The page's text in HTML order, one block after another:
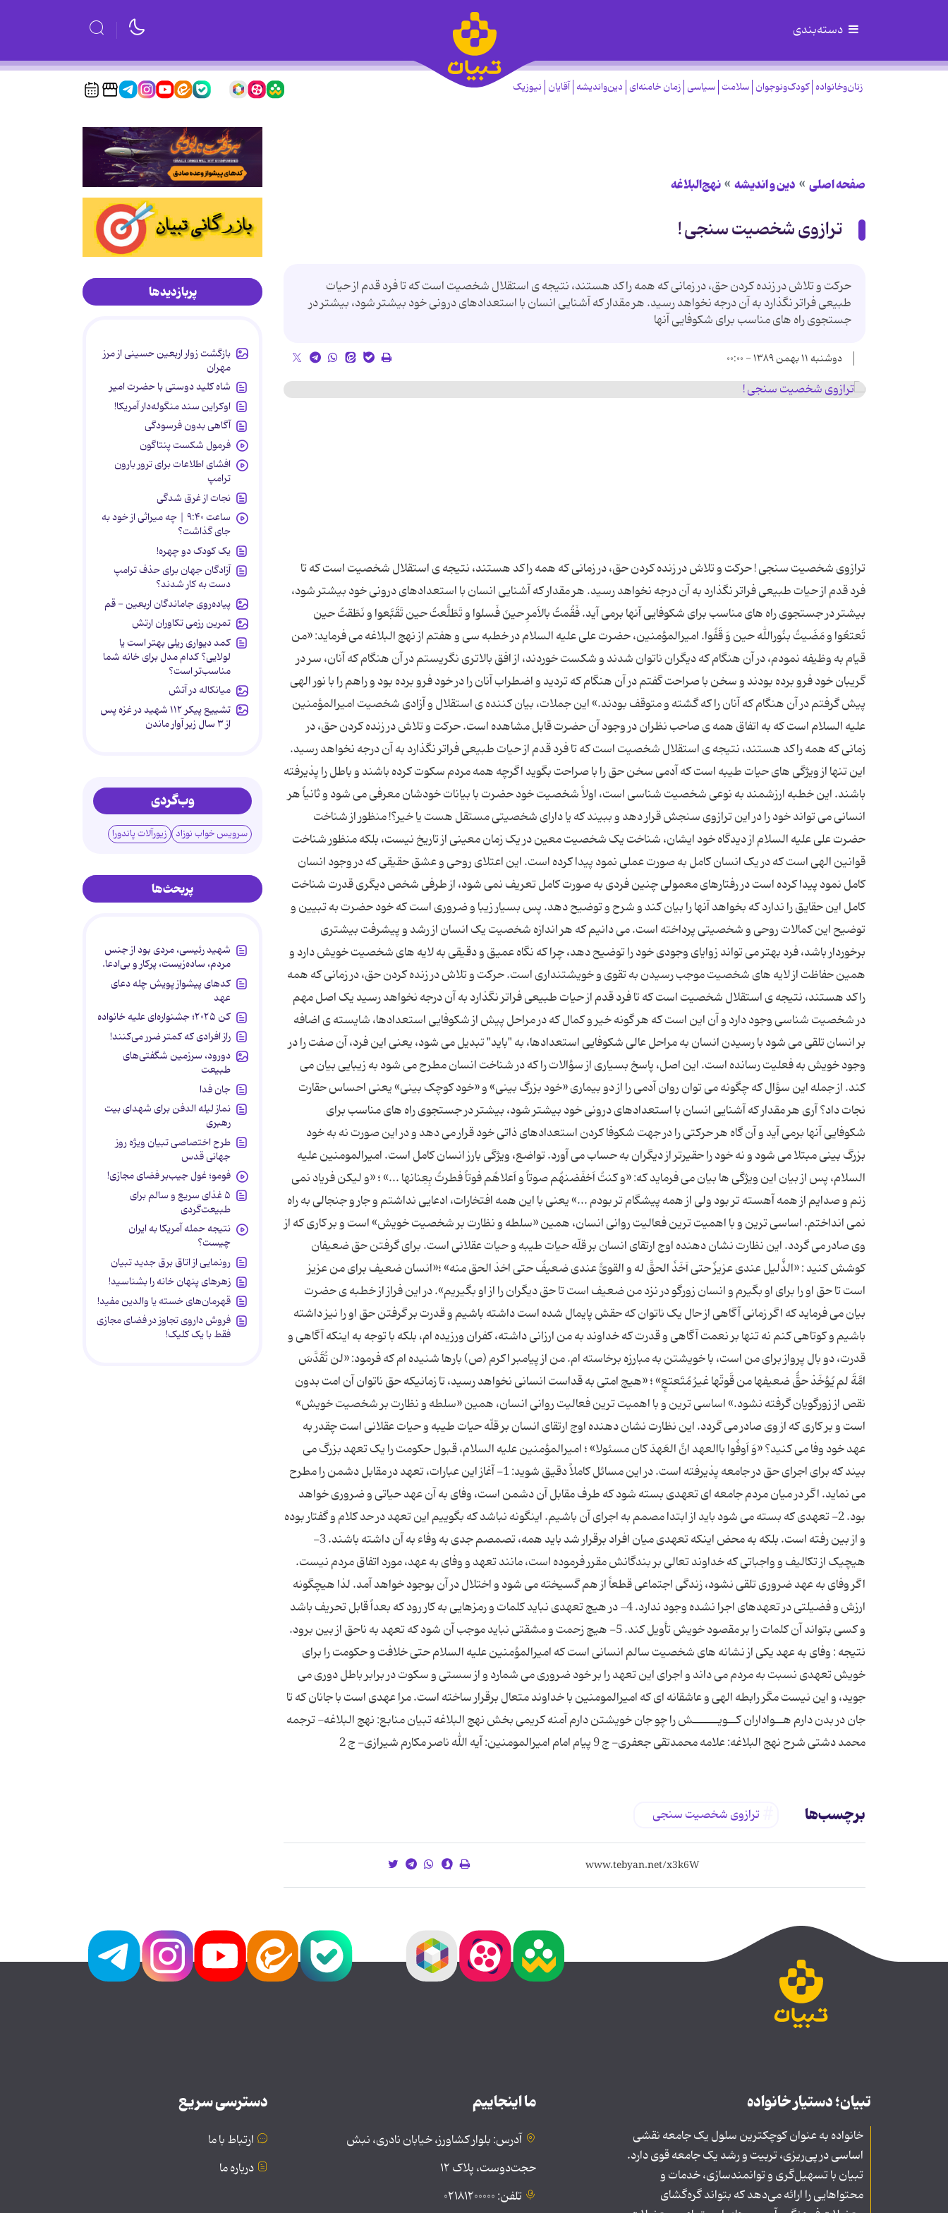
دسته‌بندی
زنان‌وخانواده کودک‌ونوجوان سلامت سیاسی زمان خامنه‌ای دین‌واندیشه آقایان نیوزیک
صفحه اصلی دین و اندیشه نهج‌البلاغه
ترازوی شخصیت سنجی !
حرکت و تلاش در زنده کردن حق، در زمانی که همه راکد هستند، نتیجه ی استقلال شخصیت است که تا فرد قدم از حیات
طبیعی فراتر نگذارد به آن درجه نخواهد رسید. هر مقدار که آشنایی انسان با استعدادهای درونی خود بیشتر شود، بیشتر در
جستجوی راه های مناسب برای شکوفایی آنها
دوشنبه ۱۱ بهمن ۱۳۸۹ - ۰۰:۰۰
ترازوی شخصیت سنجی ! حرکت و تلاش در زنده کردن حق، در زمانی که همه راکد هستند، نتیجه ی استقلال شخصیت است که تا
فرد قدم از حیات طبیعی فراتر نگذارد به آن درجه نخواهد رسید. هر مقدار که آشنایی انسان با استعدادهای درونی خود بیشتر شود،
بیشتر در جستجوی راه های مناسب برای شکوفایی آنها برمی آید. فَقُمتُ بالاَمرِ حینَ فَسلوا و تَطَلَّعتُ حین تَقَبَّعوا و نَطَقتُ حین
تَعتعُوا و مَضَیتُ بنُورالله حین وَ قَفُوا. امیرالمؤمنین، حضرت علی علیه السلام در خطبه سی و هفتم از نهج البلاغه می فرماید: «من
قیام به وظیفه نمودم، در آن هنگام که دیگران ناتوان شدند و شکست خوردند، از افق بالاتری نگریستم در آن هنگام که آنان، سر در
گریبان خود فرو برده بودند و سخن با صراحت گفتم در آن هنگام که تردید و اضطراب آنان را در خود فرو برده بود و راهم را با نور الهی
پیش گرفتم در آن هنگام که آنان را که گشته و متوقف بودند.» این جملات، بیان کننده ی استقلال و آزادی شخصیت امیرالمؤمنین
علیه السلام است که به اتفاق همه ی صاحب نظران در وجود آن حضرت قابل مشاهده است. حرکت و تلاش در زنده کردن حق، در
زمانی که همه راکد هستند، نتیجه ی استقلال شخصیت است که تا فرد قدم از حیات طبیعی فراتر نگذارد به آن درجه نخواهد رسید.
این تنها از ویژگی های حیات طیبه است که آدمی سخن حق را با صراحت بگوید اگرچه همه مردم سکوت کرده باشند و باطل را پذیرفته
باشند. این خطبه ارزشمند به نوعی شخصیت شناسی است، اولاً شخصیت خود حضرت با بیانات خودشان معرفی می شود و ثانیاً هر
انسانی می تواند خود را در این ترازوی سنجش قرار دهد و ببیند که یا دارای شخصیتی مستقل هست یا خیر؟! منظور از شناخت
حضرت علی علیه السلام از دیدگاه خود ایشان، شناخت یک شخصیت معین در یک زمان معینی از تاریخ نیست، بلکه منظور شناخت
قوانین الهی است که در یک انسان کامل به صورت عملی نمود پیدا کرده است. این اعتلای روحی و عشق حقیقی که در وجود انسان
کامل نمود پیدا کرده است در رفتارهای معمولی چنین فردی به صورت کامل تعریف نمی شود، از طرفی شخص دیگری قدرت شناخت
کامل این حقایق را ندارد که بخواهد آنها را بیان کند و شرح و توضیح دهد. پس بسیار زیبا و ضروری است که خود حضرت به تبیین و
توضیح این کمالات روحی و شخصیتی پرداخته است. می دانیم که هر اندازه شخصیت یک انسان از رشد و پیشرفت بیشتری
برخوردار باشد، فرد بهتر می تواند زوایای وجودی خود را توضیح دهد، چرا که نگاه عمیق و دقیقی به لایه های شخصیت خویش دارد و
همین حفاظت از لایه های شخصیت موجب رسیدن به تقوی و خویشتنداری است. حرکت و تلاش در زنده کردن حق، در زمانی که همه
راکد هستند، نتیجه ی استقلال شخصیت است که تا فرد قدم از حیات طبیعی فراتر نگذارد به آن درجه نخواهد رسید یک اصل مهم
در شخصیت شناسی وجود دارد و آن این است که هر گونه خیر و کمال که در مراحل پیش از شکوفایی استعدادها، شایسته ی اضافه
بر انسان تلقی می شود با رسیدن انسان به مراحل عالی شکوفایی استعدادها، به "باید" تبدیل می شود، یعنی این فرد، آن صفت را در
وجود خویش به فعلیت رسانده است. این اصل، پاسخ بسیاری از سؤالات را که در شناخت انسان مطرح می شود به زیبایی بیان می
کند. از جمله این سؤال که چگونه می توان روان آدمی را از دو بیماری «خود بزرگ بینی» و «خود کوچک بینی» یعنی احساس حقارت
نجات داد؟ آری هر مقدار که آشنایی انسان با استعدادهای درونی خود بیشتر شود، بیشتر در جستجوی راه های مناسب برای
شکوفایی آنها برمی آید و آن گاه هر حرکتی را در جهت شکوفا کردن استعدادهای ذاتی خود قرار می دهد و در این صورت نه به خود
بزرگ بینی مبتلا می شود و نه خود را حقیرتر از دیگران به حساب می آورد. تواضع، ویژگی بارز انسان کامل است. امیرالمومنین علیه
السلام، پس از بیان این ویژگی ها بیان می فرماید که: «و کنتُ اَخفَضنهُم صوتاً و اَعلاهُم فوتاً فطرتُ بِعِنانها ...» ؛ «و لیکن فریاد نمی
زنم و صدایم از همه آهسته تر بود ولی از همه پیشگام تر بودم ...» یعنی با این همه افتخارات، ادعایی نداشتم و جار و جنجالی به راه
نمی انداختم. اساسی ترین و با اهمیت ترین فعالیت روانی انسان، همین «سلطه و نظارت بر شخصیت خویش» است و بر کاری که از
وی صادر می گردد. این نظارت نشان دهنده اوج ارتقای انسان بر قلّه حیات طیبه و حیات عقلانی است. برای گرفتن حق ضعیفان
کوشش کنید : «الذَّلیل عندی عزیزٌ حتی اَخَذَ الحقَّ له و القویُّ عندی ضعیفٌ حتی اخذ الحق منه» ؛«انسان ضعیف برای من عزیز
است تا حق او را برای او بگیرم و انسان زورگو در نزد من ضعیف است تا حق دیگران را از او بگیریم». در این فراز از خطبه ی حضرت
بیان می فرماید که اگر زمانی آگاهی از حال یک ناتوان که حقش پایمال شده است داشته باشیم و قدرت بر گرفتن حق او را نیز داشته
باشیم و کوتاهی کنم نه تنها بر نعمت آگاهی و قدرت که خداوند به من ارزانی داشته، کفران ورزیده ام، بلکه با توجه به اینکه آگاهی و
قدرت، دو بال پرواز برای من است، با خویشتن به مبارزه برخاسته ام. من از پیامبر اکرم (ص) بارها شنیده ام که فرمود: «لن تُقَدَّسَ
امَّةَ لم یُؤخَذ حقُّ ضعیفها من قَوتّها غیرُ مُتَعتعٍ» ؛ «هیچ امتی به قداست انسانی نخواهد رسید، تا زمانیکه حق ناتوان آن امت بدون
نقص از زورگویان گرفته نشود.» اساسی ترین و با اهمیت ترین فعالیت روانی انسان، همین «سلطه و نظارت بر شخصیت خویش»
است و بر کاری که از وی صادر می گردد. این نظارت نشان دهنده اوج ارتقای انسان بر قلّه حیات طیبه و حیات عقلانی است چقدر به
عهد خود وفا می کنید؟ «وَ اَوفُوا باالعهد انَّ العَهدَ کان مسئولا» ؛ امیرالمؤمنین علیه السلام، قبول حکومت را یک تعهد بزرگ می
بیند که برای اجرای حق در جامعه پذیرفته است. در این مسائل کاملاً دقیق شوید: 1- آغاز این عبارات، تعهد در مقابل دشمن را مطرح
می نماید. اگر در میان مردم جامعه ای تعهدی بسته شود که طرف مقابل آن دشمن است، وفای به آن عهد حیاتی و ضروری خواهد
بود. 2- تعهدی که بسته می شود باید از ابتدا مصمم به اجرای آن باشیم. اینگونه نباشد که بگوییم این تعهد در حد کلام و گفتار بوده
و از بین رفته است. بلکه به محض اینکه تعهدی میان افراد برقرار شد باید همه، تصمصم جدی به وفاء به آن داشته باشند. 3-
هیچیک از تکالیف و واجباتی که خداوند تعالی بر بندگانش مقرر فرموده است، مانند تعهد و وفای به عهد، مورد اتفاق مردم نیست.
اگر وفای به عهد ضروری تلقی نشود، زندگی اجتماعی قطعاً از هم گسیخته می شود و اختلال در آن بوجود خواهد آمد. لذا هیچگونه
ارزش و فضیلتی در تعهدهای اجرا نشده وجود ندارد. 4- در هیچ تعهدی نباید کلمات و رمزهایی به کار رود که بعداً قابل تحریف باشد
و کسی بتواند آن کلمات را بر مقصود خویش تأویل کند. 5- هیچ زحمت و مشقتی نباید موجب آن شود که تعهد به ناحق از بین برود.
نتیجه : وفای به عهد یکی از نشانه های شخصیت سالم انسانی است که امیرالمؤمنین علیه السلام حتی خلافت و حکومت را برای
خویش تعهدی نسبت به مردم می داند و اجرای این تعهد را بر خود ضروری می شمارد و از سستی و سکوت در برابر باطل دوری می
جوید، و این نیست مگر رابطه الهی و عاشقانه ای که امیرالمومنین با خداوند متعال برقرار ساخته است. مرا عهدی است با جانان که تا
جان در بدن دارم هــواداران کــویــــــش را چو جان خویشتن دارم آمنه کریمی بخش نهج البلاغه تبیان منابع: نهج البلاغه- ترجمه
محمد دشتی شرح نهج البلاغه: علامه محمدتقی جعفری- ج 9 پیام امام امیرالمومنین: آیه الله ناصر مکارم شیرازی- ج 2
برچسب‌ها ترازوی شخصیت سنجی
پربازدیدها
بازگشت زوار اربعین حسینی از مرز
مهران
شاه کلید دوستی با حضرت امیر
اوکراین سند منگوله‌دار آمریکا!
آگاهی بدون فرسودگی
فرمول شکست پنتاگون
افشای اطلاعات برای ترور بارون
ترامپ
نجات از غرق شدگی
ساعت ۹:۴۰ | چه میراثی از خود به
جای گذاشت؟
یک کودک دو چهره!
آزادگان جهان برای حذف ترامپ
دست به کار شدند؟
پیاده‌روی جاماندگان اربعین - قم
تمرین رزمی تکاوران ارتش
کمد دیواری ریلی بهتر است یا
لولایی؟ کدام مدل برای خانه شما
مناسب‌تر است؟
میانکاله در آتش
تشییع پیکر ۱۱۲ شهید در غزه پس
از ۳ سال زیر آوار ماندن
وب‌گردی
سرویس خواب نوزاد زیورآلات پاندورا
پربحث‌ها
شهید رئیسی، مردی بود از جنس
مردم، ساده‌زیست، پرکار و بی‌ادعا.
کدهای پیشواز پویش چله دعای
عهد
کن ۲۰۲۵؛ جشنواره‌ای علیه خانواده
راز افرادی که کمتر ضرر می‌کنند!
دورود، سرزمین شگفتی‌های
طبیعت
جان فدا
نماز لیله الدفن برای شهدای بیت
رهبری
طرح اختصاصی تبیان ویژه روز
جهانی قدس
فومو؛ غول جیب‌بر فضای مجازی!
۵ غذای سریع و سالم برای
طبیعت‌گردی
نتیجه حمله آمریکا به ایران
چیست؟
رونمایی از اتاق برق جدید تبیان
زهرهای پنهان خانه را بشناسید!
قهرمان‌های خسته یا والدین مفید!
فروش داروی تجاوز در فضای مجازی
فقط با یک کلیک!
تبیان؛ دستیار خانواده
خانواده به عنوان کوچکترین سلول یک جامعه نقشی
اساسی در پی‌ریزی، تربیت و رشد یک جامعه قوی دارد.
تبیان با تسهیل‌گری و توانمندسازی، خدمات و
محتواهایی را ارائه می‌دهد که بتواند گره‌گشای
ما اینجاییم
آدرس: بلوار کشاورز، خیابان نادری، نبش
حجت‌دوست، پلاک ۱۲
تلفن: ۰۲۱۸۱۲۰۰۰۰۰
دسترسی سریع
ارتباط با ما
درباره ما